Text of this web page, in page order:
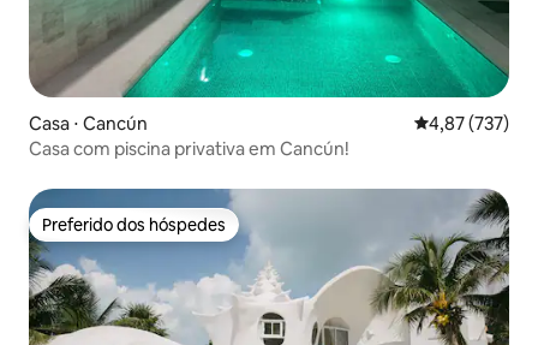
Casa ⋅ Cancún 4,87 de uma
4,87 (737)
Casa com piscina privativa em Cancún!
Preferido dos hóspedes
Preferido dos hóspedes